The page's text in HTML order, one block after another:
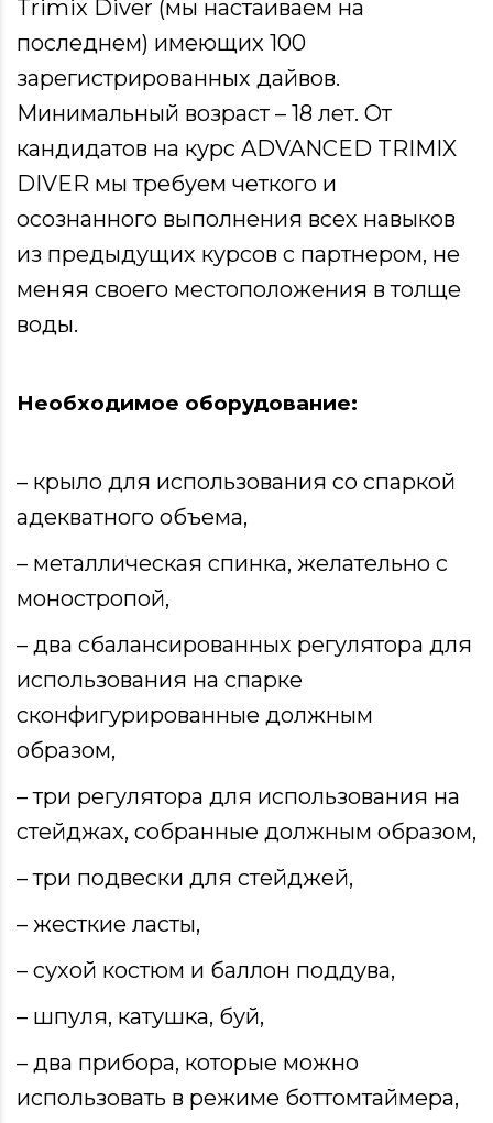
Trimix Diver (мы настаиваем на
последнем) имеющих 100
зарегистрированных дайвов.
Минимальный возраст – 18 лет. От
кандидатов на курс ADVANCED TRIMIX
DIVER мы требуем четкого и
осознанного выполнения всех навыков
из предыдущих курсов с партнером, не
меняя своего местоположения в толще
воды.
Необходимое оборудование:
– крыло для использования со спаркой
адекватного объема,
– металлическая спинка, желательно с
моностропой,
– два сбалансированных регулятора для
использования на спарке
сконфигурированные должным
образом,
– три регулятора для использования на
стейджах, собранные должным образом,
– три подвески для стейджей,
– жесткие ласты,
– сухой костюм и баллон поддува,
– шпуля, катушка, буй,
– два прибора, которые можно
использовать в режиме боттомтаймера,